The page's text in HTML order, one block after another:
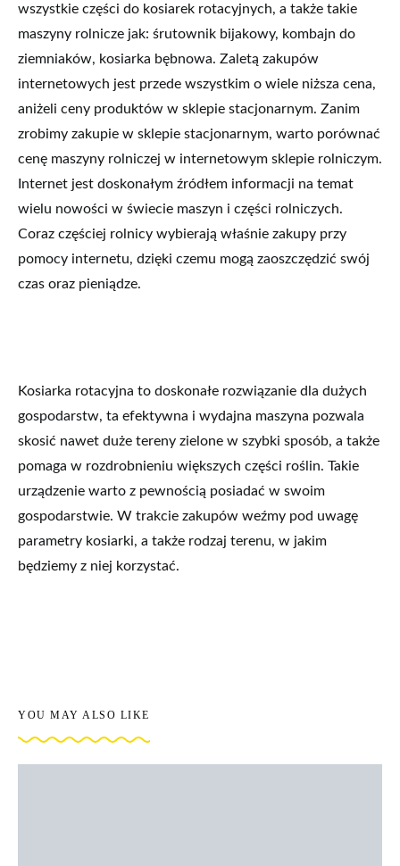
wszystkie części do kosiarek rotacyjnych, a także takie
maszyny rolnicze jak: śrutownik bijakowy, kombajn do
ziemniaków, kosiarka bębnowa. Zaletą zakupów
internetowych jest przede wszystkim o wiele niższa cena,
aniżeli ceny produktów w sklepie stacjonarnym. Zanim
zrobimy zakupie w sklepie stacjonarnym, warto porównać
cenę maszyny rolniczej w internetowym sklepie rolniczym.
Internet jest doskonałym źródłem informacji na temat
wielu nowości w świecie maszyn i części rolniczych.
Coraz częściej rolnicy wybierają właśnie zakupy przy
pomocy internetu, dzięki czemu mogą zaoszczędzić swój
czas oraz pieniądze.
Kosiarka rotacyjna to doskonałe rozwiązanie dla dużych
gospodarstw, ta efektywna i wydajna maszyna pozwala
skosić nawet duże tereny zielone w szybki sposób, a także
pomaga w rozdrobnieniu większych części roślin. Takie
urządzenie warto z pewnością posiadać w swoim
gospodarstwie. W trakcie zakupów weźmy pod uwagę
parametry kosiarki, a także rodzaj terenu, w jakim
będziemy z niej korzystać.
YOU MAY ALSO LIKE